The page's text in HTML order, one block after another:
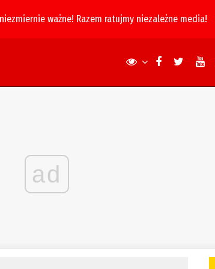
ważne! Razem ratujmy niezależne media!
ad